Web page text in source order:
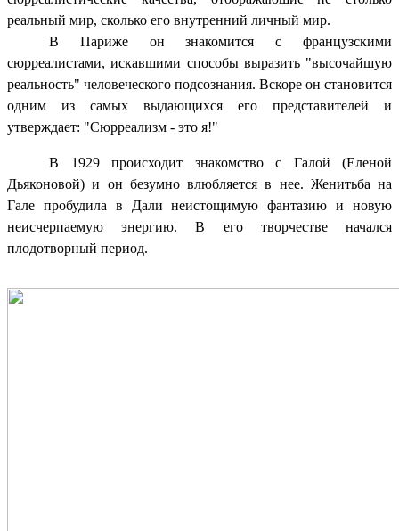
реальный мир, сколько его внутренний личный мир.
В Париже он знакомится с французскими
сюрреалистами, искавшими способы выразить "высочайшую
реальность" человеческого подсознания. Вскоре он становится
одним из самых выдающихся его представителей и
утверждает: "Сюрреализм - это я!"
В 1929 происходит знакомство с Галой (Еленой
Дьяконовой) и он безумно влюбляется в нее. Женитьба на
Гале пробудила в Дали неистощимую фантазию и новую
неисчерпаемую энергию. В его творчестве начался
плодотворный период.